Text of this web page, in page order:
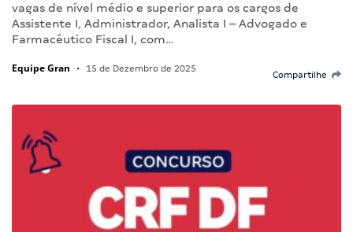
vagas de nível médio e superior para os cargos de
Assistente I, Administrador, Analista I – Advogado e
Farmacêutico Fiscal I, com…
Equipe Gran • 15 de Dezembro de 2025
Compartilhe